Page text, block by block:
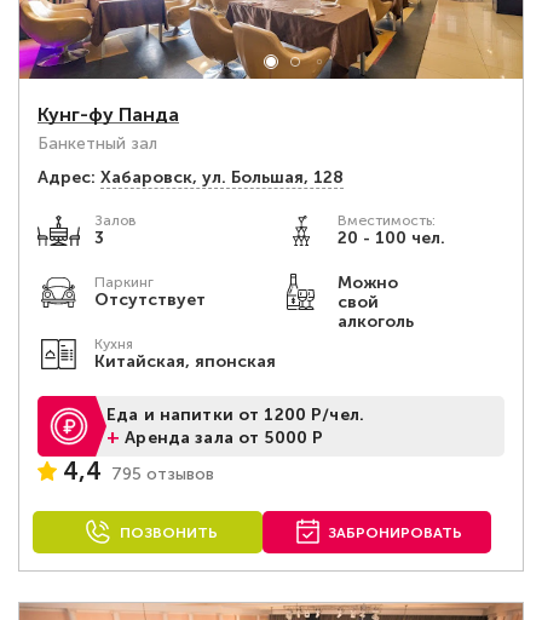
Кунг-фу Панда
Банкетный зал
Адрес: Хабаровск, ул. Большая, 128
Залов
3
Вместимость:
20 - 100 чел.
Паркинг
Отсутствует
Можно
свой
алкоголь
Кухня
Китайская, японская
Еда и напитки от 1200 Р/чел.
+Аренда зала от 5000 Р
4,4 795 отзывов
ПОЗВОНИТЬ ЗАБРОНИРОВАТЬ